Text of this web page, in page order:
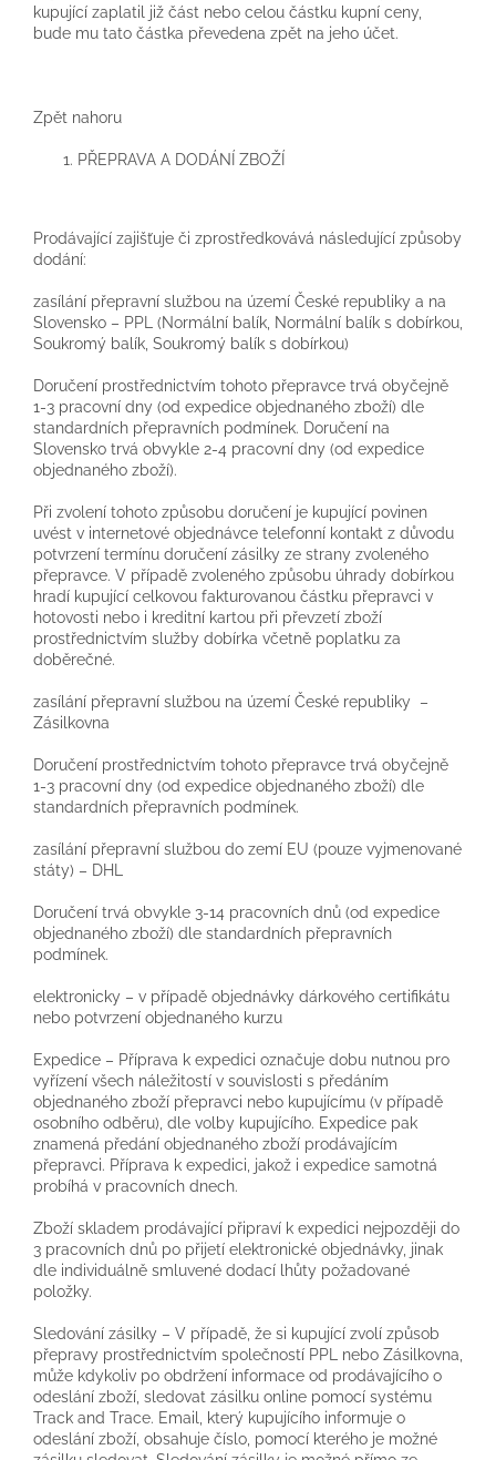
kupující zaplatil již část nebo celou částku kupní ceny,
bude mu tato částka převedena zpět na jeho účet.
Zpět nahoru
PŘEPRAVA A DODÁNÍ ZBOŽÍ
Prodávající zajišťuje či zprostředkovává následující způsoby
dodání:
zasílání přepravní službou na území České republiky a na
Slovensko – PPL (Normální balík, Normální balík s dobírkou,
Soukromý balík, Soukromý balík s dobírkou)
Doručení prostřednictvím tohoto přepravce trvá obyčejně
1-3 pracovní dny (od expedice objednaného zboží) dle
standardních přepravních podmínek. Doručení na
Slovensko trvá obvykle 2-4 pracovní dny (od expedice
objednaného zboží).
Při zvolení tohoto způsobu doručení je kupující povinen
uvést v internetové objednávce telefonní kontakt z důvodu
potvrzení termínu doručení zásilky ze strany zvoleného
přepravce. V případě zvoleného způsobu úhrady dobírkou
hradí kupující celkovou fakturovanou částku přepravci v
hotovosti nebo i kreditní kartou při převzetí zboží
prostřednictvím služby dobírka včetně poplatku za
doběrečné.
zasílání přepravní službou na území České republiky –
Zásilkovna
Doručení prostřednictvím tohoto přepravce trvá obyčejně
1-3 pracovní dny (od expedice objednaného zboží) dle
standardních přepravních podmínek.
zasílání přepravní službou do zemí EU (pouze vyjmenované
státy) – DHL
Doručení trvá obvykle 3-14 pracovních dnů (od expedice
objednaného zboží) dle standardních přepravních
podmínek.
elektronicky – v případě objednávky dárkového certifikátu
nebo potvrzení objednaného kurzu
Expedice – Příprava k expedici označuje dobu nutnou pro
vyřízení všech náležitostí v souvislosti s předáním
objednaného zboží přepravci nebo kupujícímu (v případě
osobního odběru), dle volby kupujícího. Expedice pak
znamená předání objednaného zboží prodávajícím
přepravci. Příprava k expedici, jakož i expedice samotná
probíhá v pracovních dnech.
Zboží skladem prodávající připraví k expedici nejpozději do
3 pracovních dnů po přijetí elektronické objednávky, jinak
dle individuálně smluvené dodací lhůty požadované
položky.
Sledování zásilky – V případě, že si kupující zvolí způsob
přepravy prostřednictvím společností PPL nebo Zásilkovna,
může kdykoliv po obdržení informace od prodávajícího o
odeslání zboží, sledovat zásilku online pomocí systému
Track and Trace. Email, který kupujícího informuje o
odeslání zboží, obsahuje číslo, pomocí kterého je možné